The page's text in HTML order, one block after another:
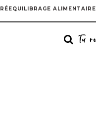
RÉEQUILIBRAGE ALIMENTAIRE